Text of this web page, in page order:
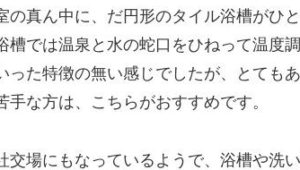
の真ん中に、だ円形のタイル浴槽がひ
槽では温泉と水の蛇口をひねって温度
った特徴の無い感じでしたが、とても
手な方は、こちらがおすすめです。
交場にもなっているようで、浴槽や洗